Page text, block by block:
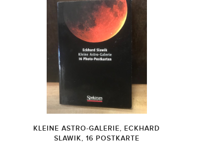
KLEINE ASTRO-GALERIE, ECKHARD
SLAWIK, 16 POSTKARTE